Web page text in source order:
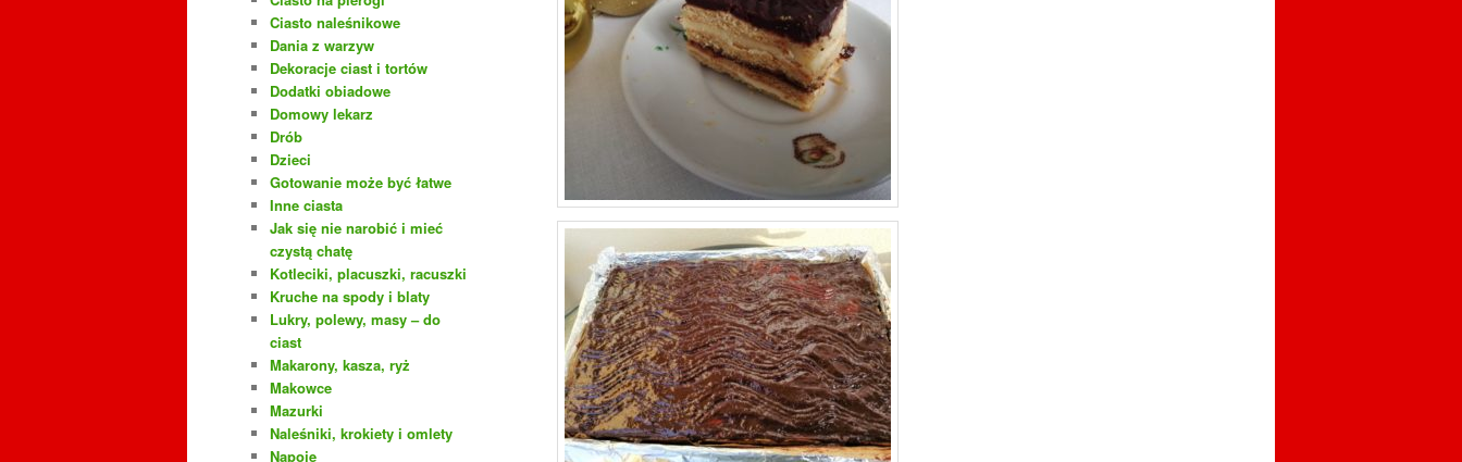
Ciasto naleśnikowe
Dania z warzyw
Dekoracje ciast i tortów
Dodatki obiadowe
Domowy lekarz
Drób
Dzieci
Gotowanie może być łatwe
Inne ciasta
Jak się nie narobić i mieć
czystą chatę
Kotleciki, placuszki, racuszki
Kruche na spody i blaty
Lukry, polewy, masy – do
ciast
Makarony, kasza, ryż
Makowce
Mazurki
Naleśniki, krokiety i omlety
Napoje